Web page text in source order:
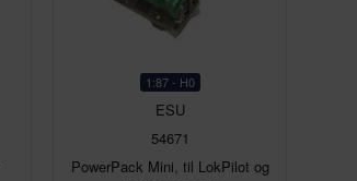
1:87 - H0
ESU
54671
PowerPack Mini, til LokPilot og